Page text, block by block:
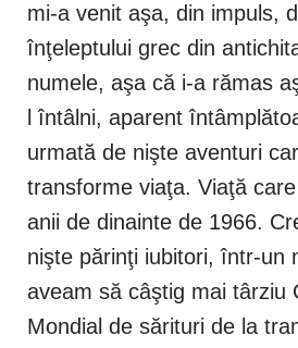
mi-a venit aşa, din impuls,
înţeleptului grec din
numele, aşa că i-a rămas
l întâlni, aparent
urmată de nişte aventuri
transforme viaţa. Viaţă
anii de dinainte de 1966.
nişte părinţi iubitori, într-un
aveam să câştig mai târziu
Mondial de sărituri de la